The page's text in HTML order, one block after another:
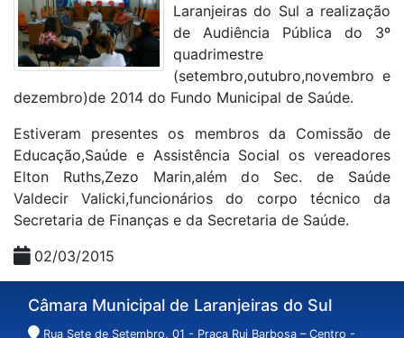
Laranjeiras do Sul a realização
de Audiência Pública do 3º
quadrimestre
(setembro,outubro,novembro e
dezembro)de 2014 do Fundo Municipal de Saúde.
Estiveram presentes os membros da Comissão de
Educação,Saúde e Assistência Social os vereadores
Elton Ruths,Zezo Marin,além do Sec. de Saúde
Valdecir Valicki,funcionários do corpo técnico da
Secretaria de Finanças e da Secretaria de Saúde.
02/03/2015
Câmara Municipal de Laranjeiras do Sul
Rua Sete de Setembro, 01 - Praça Rui Barbosa – Centro -